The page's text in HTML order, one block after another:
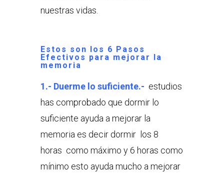
nuestras vidas.
Estos son los 6 Pasos
Efectivos para mejorar la
memoria
1.- Duerme lo suficiente.- estudios
has comprobado que dormir lo
suficiente ayuda a mejorar la
memoria es decir dormir los 8
horas como máximo y 6 horas como
mínimo esto ayuda mucho a mejorar